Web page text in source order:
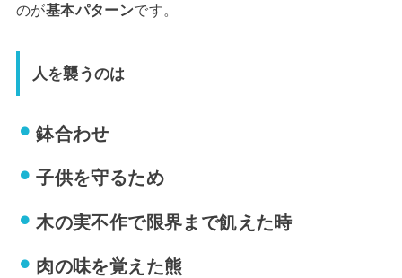
のが基本パターンです。
人を襲うのは
鉢合わせ
子供を守るため
木の実不作で限界まで飢えた時
肉の味を覚えた熊